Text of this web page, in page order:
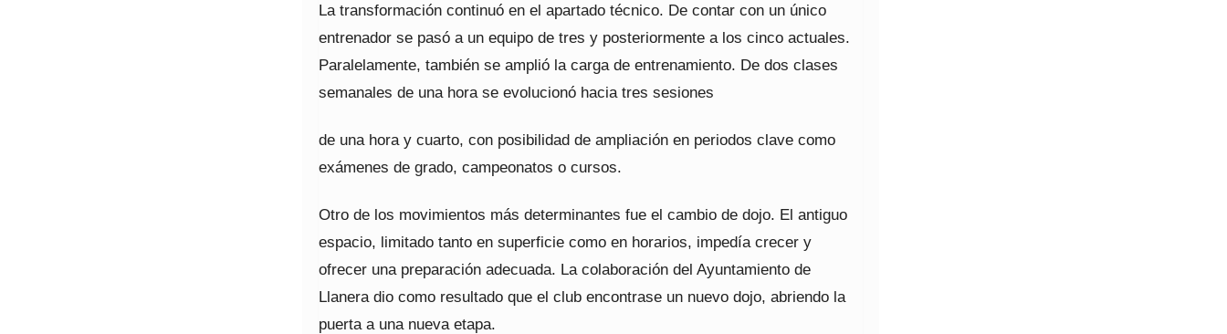
La transformación continuó en el apartado técnico. De contar con un único
entrenador se pasó a un equipo de tres y posteriormente a los cinco actuales.
Paralelamente, también se amplió la carga de entrenamiento. De dos clases
semanales de una hora se evolucionó hacia tres sesiones
de una hora y cuarto, con posibilidad de ampliación en periodos clave como
exámenes de grado, campeonatos o cursos.
Otro de los movimientos más determinantes fue el cambio de dojo. El antiguo
espacio, limitado tanto en superficie como en horarios, impedía crecer y
ofrecer una preparación adecuada. La colaboración del Ayuntamiento de
Llanera dio como resultado que el club encontrase un nuevo dojo, abriendo la
puerta a una nueva etapa.